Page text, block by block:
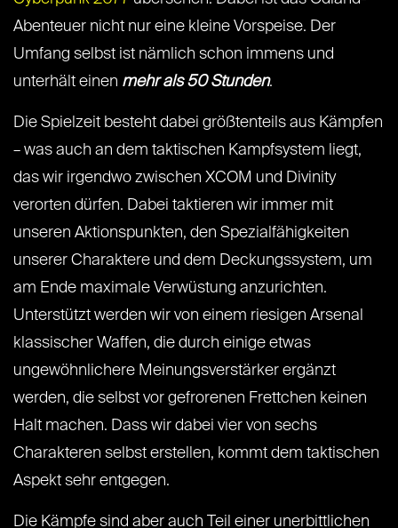
Abenteuer nicht nur eine kleine Vorspeise. Der
Umfang selbst ist nämlich schon immens und
unterhält einen mehr als 50 Stunden.
Die Spielzeit besteht dabei größtenteils aus Kämpfen
– was auch an dem taktischen Kampfsystem liegt,
das wir irgendwo zwischen XCOM und Divinity
verorten dürfen. Dabei taktieren wir immer mit
unseren Aktionspunkten, den Spezialfähigkeiten
unserer Charaktere und dem Deckungssystem, um
am Ende maximale Verwüstung anzurichten.
Unterstützt werden wir von einem riesigen Arsenal
klassischer Waffen, die durch einige etwas
ungewöhnlichere Meinungsverstärker ergänzt
werden, die selbst vor gefrorenen Frettchen keinen
Halt machen. Dass wir dabei vier von sechs
Charakteren selbst erstellen, kommt dem taktischen
Aspekt sehr entgegen.
Die Kämpfe sind aber auch Teil einer unerbittlichen